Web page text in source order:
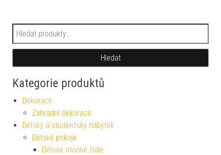
Hledat:
Hledat
Kategorie produktů
Dekorace
Zahradní dekorace
Dětský a studentský nábytek
Dětské pokoje
Dětské otočné židle